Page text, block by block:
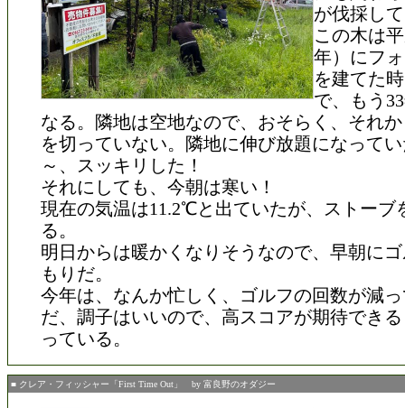
が伐採し
この木は
年）にフ
を建てた
で、もう
なる。隣地は空地なので、おそらく、それ
を切っていない。隣地に伸び放題になって
～、スッキリした！
それにしても、今朝は寒い！
現在の気温は11.2℃と出ていたが、ストーブ
る。
明日からは暖かくなりそうなので、早朝に
もりだ。
今年は、なんか忙しく、ゴルフの回数が減
だ、調子はいいので、高スコアが期待でき
っている。
■ クレア・フィッシャー「First Time Out」 by 富良野のオダジー